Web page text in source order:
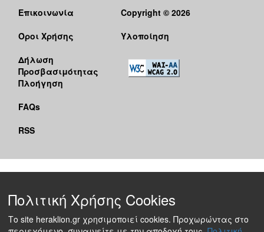
Επικοινωνία
Όροι Χρήσης
Δήλωση
Προσβασιμότητας
Πλοήγηση
FAQs
RSS
Copyright © 2026
Υλοποίηση
Πολιτική Χρήσης Cookies
Το site heraklion.gr χρησιμοποιεί cookies. Προχωρώντας στο